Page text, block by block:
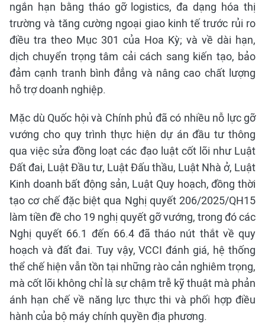
ngắn hạn bằng tháo gỡ logistics, đa dạng hóa thị
trường và tăng cường ngoại giao kinh tế trước rủi ro
điều tra theo Mục 301 của Hoa Kỳ; và về dài hạn,
dịch chuyển trọng tâm cải cách sang kiến tạo, bảo
đảm cạnh tranh bình đẳng và nâng cao chất lượng
hỗ trợ doanh nghiệp.
Mặc dù Quốc hội và Chính phủ đã có nhiều nỗ lực gỡ
vướng cho quy trình thực hiện dự án đầu tư thông
qua việc sửa đồng loạt các đạo luật cốt lõi như Luật
Đất đai, Luật Đầu tư, Luật Đấu thầu, Luật Nhà ở, Luật
Kinh doanh bất động sản, Luật Quy hoạch, đồng thời
tạo cơ chế đặc biệt qua Nghị quyết 206/2025/QH15
làm tiền đề cho 19 nghị quyết gỡ vướng, trong đó các
Nghị quyết 66.1 đến 66.4 đã tháo nút thắt về quy
hoạch và đất đai. Tuy vậy, VCCI đánh giá, hệ thống
thể chế hiện vẫn tồn tại những rào cản nghiêm trọng,
mà cốt lõi không chỉ là sự chậm trễ kỹ thuật mà phản
ánh hạn chế về năng lực thực thi và phối hợp điều
hành của bộ máy chính quyền địa phương.